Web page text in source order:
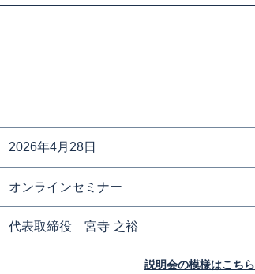
2026年4月28日
オンラインセミナー
代表取締役 宮寺 之裕
説明会の模様はこちら